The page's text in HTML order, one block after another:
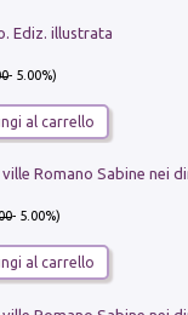
Ediz. illustrata
- 5.00%)
al carrello
- 5.00%)
al carrello